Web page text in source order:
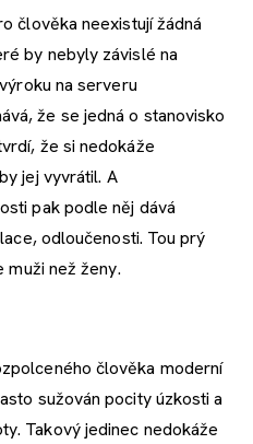
člověka neexistují žádná
by nebyly závislé na
na serveru
že se jedná o stanovisko
že si nedokáže
jej vyvrátil. A
pak podle něj dává
odloučenosti. Tou prý
než ženy.
člověka moderní
sužován pocity úzkosti a
Takový jedinec nedokáže